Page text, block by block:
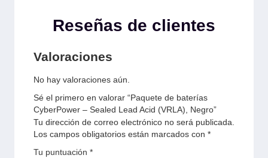
Reseñas de clientes
Valoraciones
No hay valoraciones aún.
Sé el primero en valorar “Paquete de baterías
CyberPower – Sealed Lead Acid (VRLA), Negro”
Tu dirección de correo electrónico no será publicada.
Los campos obligatorios están marcados con *
Tu puntuación *